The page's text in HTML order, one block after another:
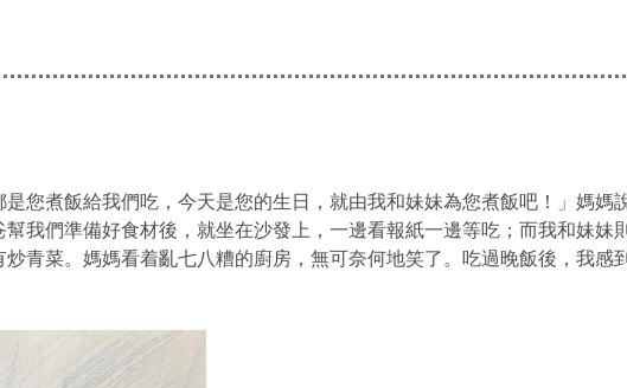
是您煮飯給我們吃，今天是您的生日， 就由我和妹妹為您煮飯吧！」媽媽
我們準備好食材後，就坐在沙發上，一邊看報紙一邊等吃；而我和妹妹
青菜。媽媽看着亂七八糟的廚房，無可奈何地笑了。吃過晚飯後，我感